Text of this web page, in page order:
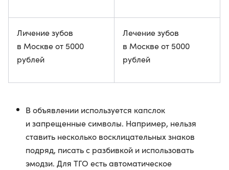
Личение зубов
в Москве от 5000
рублей
Лечение зубов
в Москве от 5000
рублей
В объявлении используется капслок
и запрещенные символы. Например, нельзя
ставить несколько восклицательных знаков
подряд, писать с разбивкой и использовать
эмодзи. Для ТГО есть автоматическое